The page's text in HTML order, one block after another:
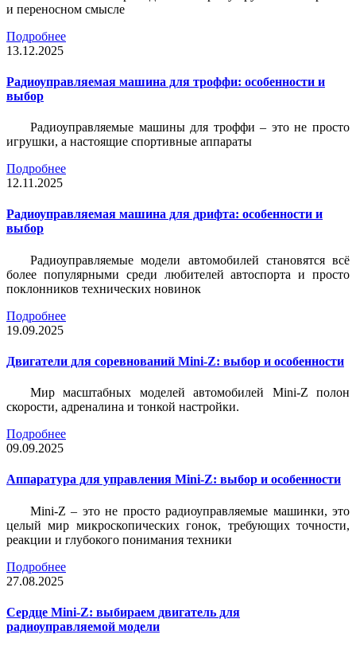
и переносном смысле
Подробнее
13.12.2025
Радиоуправляемая машина для троффи: особенности и
выбор
Радиоуправляемые машины для троффи – это не просто
игрушки, а настоящие спортивные аппараты
Подробнее
12.11.2025
Радиоуправляемая машина для дрифта: особенности и
выбор
Радиоуправляемые модели автомобилей становятся всё
более популярными среди любителей автоспорта и просто
поклонников технических новинок
Подробнее
19.09.2025
Двигатели для соревнований Mini-Z: выбор и особенности
Мир масштабных моделей автомобилей Mini-Z полон
скорости, адреналина и тонкой настройки.
Подробнее
09.09.2025
Аппаратура для управления Mini-Z: выбор и особенности
Mini-Z – это не просто радиоуправляемые машинки, это
целый мир микроскопических гонок, требующих точности,
реакции и глубокого понимания техники
Подробнее
27.08.2025
Сердце Mini-Z: выбираем двигатель для
радиоуправляемой модели